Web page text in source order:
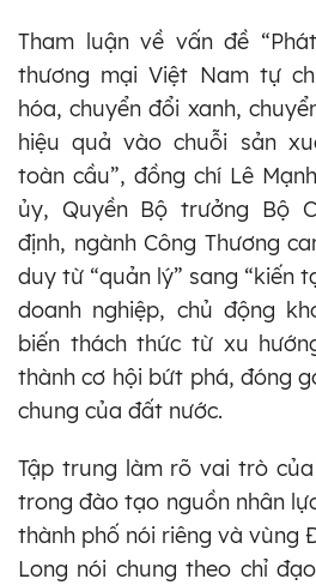
Tham luận về vấn đề
thương mại Việt Nam tự
hóa, chuyển đổi xanh,
hiệu quả vào chuỗi sản
toàn cầu”, đồng chí Lê
ủy, Quyền Bộ trưởng Bộ
định, ngành Công Thương
duy từ “quản lý” sang “kiến
doanh nghiệp, chủ động
biến thách thức từ xu
thành cơ hội bứt phá, đóng
chung của đất nước.
Tập trung làm rõ vai trò
trong đào tạo nguồn nhân
thành phố nói riêng và vùng
Long nói chung theo chỉ